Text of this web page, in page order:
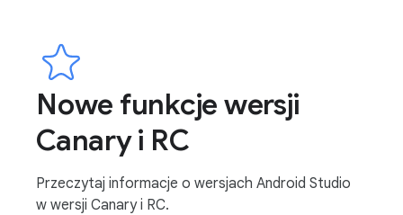
Nowe funkcje wersji
Canary i RC
Przeczytaj informacje o wersjach Android Studio
w wersji Canary i RC.